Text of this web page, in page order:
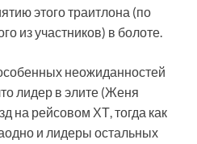
этого траитлона (по
из участников) в болоте.
неожиданностей
лидер в элите (Женя
на рейсовом ХТ, тогда как
и лидеры остальных